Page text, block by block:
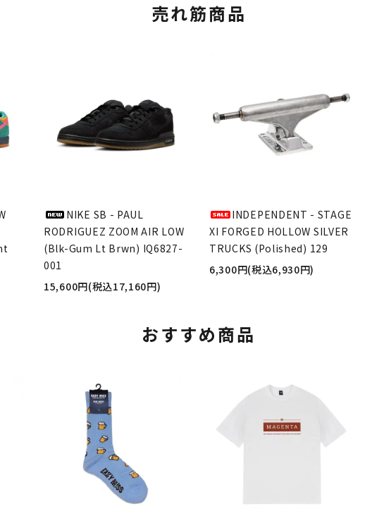
売れ筋商品
NIKE SB - PAUL
RODRIGUEZ ZOOM AIR LOW
(Blk-Gum Lt Brwn) IQ6827-
001
15,600円(税込17,160円)
INDEPENDENT - STAGE
XI FORGED HOLLOW SILVER
TRUCKS (Polished) 129
6,300円(税込6,930円)
おすすめ商品